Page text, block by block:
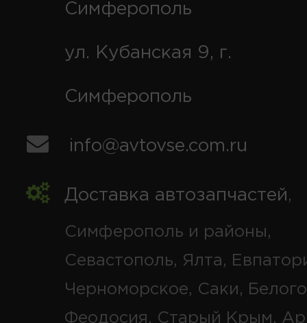
Симферополь
ул. Кубанская 9, г.
Симферополь
info@avtovse.com.ru
Доставка автозапчастей,
Симферополь и районы,
Севастополь, Ялта,
Черноморское, Саки,
Феодосия, Старый Крым,